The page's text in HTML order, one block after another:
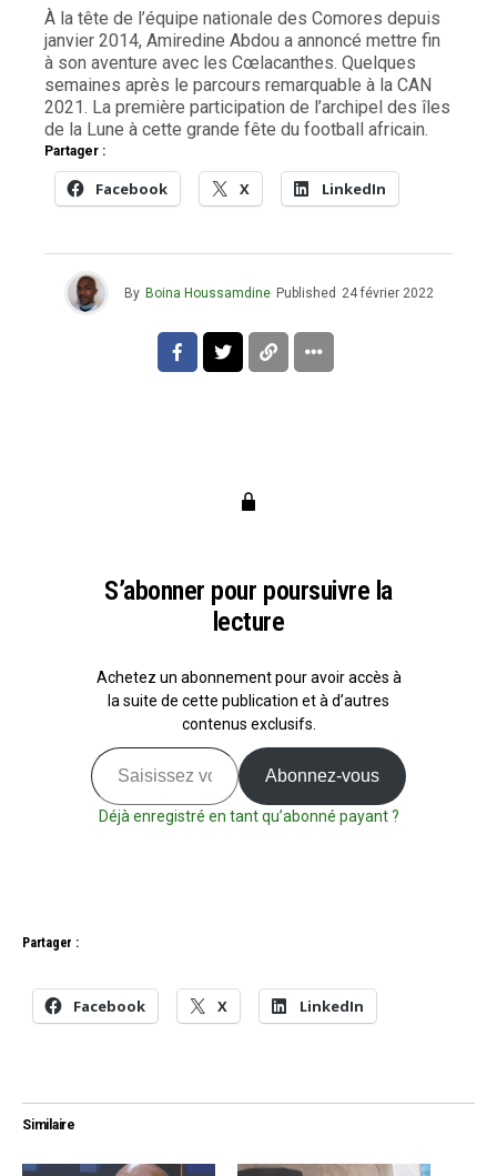
À la tête de l’équipe nationale des Comores depuis
janvier 2014, Amiredine Abdou a annoncé mettre fin
à son aventure avec les Cœlacanthes. Quelques
semaines après le parcours remarquable à la CAN
2021. La première participation de l’archipel des îles
de la Lune à cette grande fête du football africain.
Partager :
Facebook X LinkedIn
By Boina Houssamdine Published 24 février 2022
S’abonner pour poursuivre la
lecture
Achetez un abonnement pour avoir accès à
la suite de cette publication et à d’autres
contenus exclusifs.
Abonnez-vous
Déjà enregistré en tant qu’abonné payant ?
Partager :
Facebook X LinkedIn
Similaire